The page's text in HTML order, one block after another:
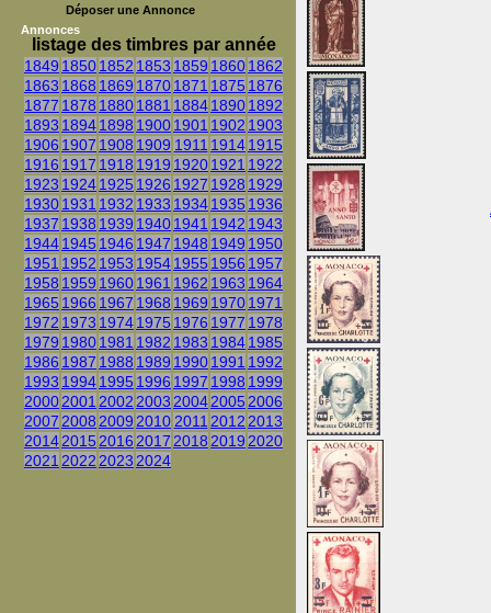
Déposer une Annonce
Annonces
listage des timbres par année
1849 18501852 1853 1859 18601862
1863 1868 1869 18701871 1875 1876
1877 1878 18801881 188418901892
1893 18941898 19001901 1902 1903
1906 1907 1908 1909 1911 19141915
1916 1917 1918 1919 19201921 1922
1923 19241925 1926 1927 1928 1929
19301931 1932 1933 19341935 1936
1937 1938 1939 19401941 1942 1943
19441945 1946 1947 1948 1949 1950
1951 1952 1953 19541955 1956 1957
1958 1959 19601961 1962 1963 1964
1965 1966 1967 1968 1969 19701971
1972 1973 19741975 1976 1977 1978
1979 19801981 1982 1983 19841985
1986 1987 1988 1989 19901991 1992
1993 19941995 1996 1997 1998 1999
2000200120022003200420052006
2007200820092010201120122013
2014201520162017201820192020
2021202220232024